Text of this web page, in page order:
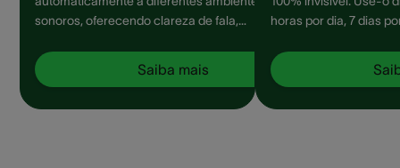
sonoros, oferecendo clareza de fala,
Saiba mais
horas por dia, 7 dias
dormir e fazer
precise trocar as